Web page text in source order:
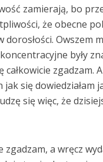
zamierają, bo
że obecne
Owszem
były
zgadzam.
się dowiedziałam
się więc, że
a wręcz